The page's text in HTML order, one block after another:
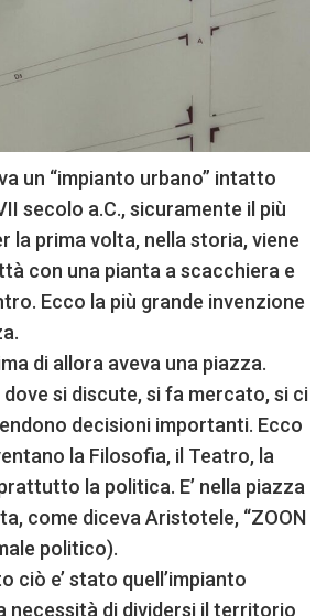
un “impianto urbano” intatto
secolo a.C., sicuramente il più
la prima volta, nella storia, viene
con una pianta a scacchiera e
Ecco la più grande invenzione
di allora aveva una piazza.
si discute, si fa mercato, si ci
decisioni importanti. Ecco
la Filosofia, il Teatro, la
la politica. E’ nella piazza
come diceva Aristotele, “ZOON
politico).
ciò e’ stato quell’impianto
necessità di dividersi il territorio